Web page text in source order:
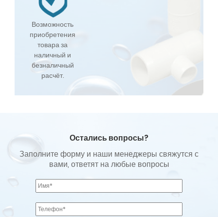
Возможность
приобретения
товара за
наличный и
безналичный
расчёт.
Остались вопросы?
Заполните форму и наши менеджеры свяжутся с
вами, ответят на любые вопросы